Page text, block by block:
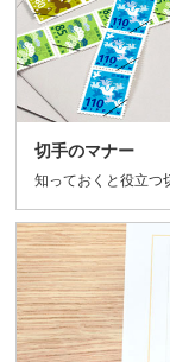
切手のマナー
知っておくと役立つ